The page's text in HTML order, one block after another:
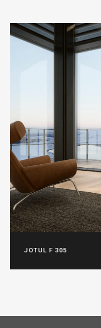
JOTUL F 305